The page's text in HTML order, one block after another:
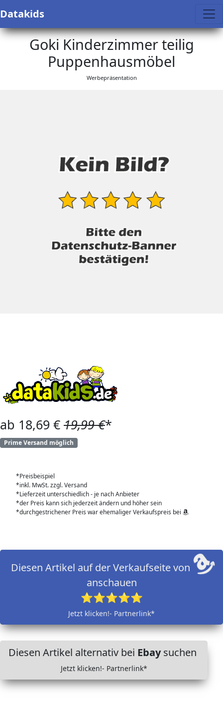
Datakids
Goki Kinderzimmer teilig
Puppenhausmöbel
Werbepräsentation
ab 18,69 € 19,99 €*
Prime Versand möglich
*Preisbeispiel
*inkl. MwSt. zzgl. Versand
*Lieferzeit unterschiedlich - je nach Anbieter
*der Preis kann sich jederzeit ändern und höher sein
*durchgestrichener Preis war ehemaliger Verkaufspreis bei
Diesen Artikel auf der Verkaufseite von
anschauen
⭐⭐⭐⭐⭐
Jetzt klicken!- Partnerlink*
Diesen Artikel alternativ bei Ebaysuchen
Jetzt klicken!- Partnerlink*